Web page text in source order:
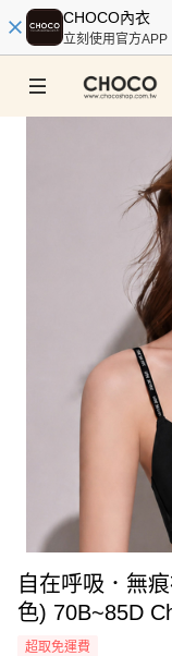
CHOCO內衣
立刻使用官方APP
自在呼吸．無
色) 70B~85D
超取免運費